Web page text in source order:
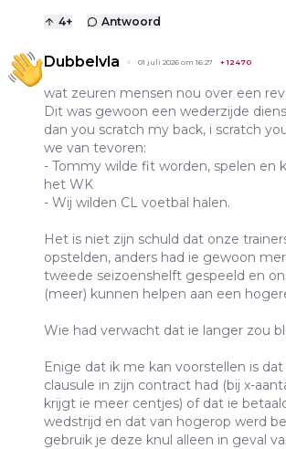
4+ Antwoord
Dubbelvla 01 juli 2026 om 16:27 +12470
wat zeuren mensen nou over een
Dit was gewoon een wederzijde
dan you scratch my back, i scratch
we van tevoren:
- Tommy wilde fit worden, spelen en
het WK
- Wij wilden CL voetbal halen.
Het is niet zijn schuld dat onze
opstelden, anders had ie gewoon
tweede seizoenshelft gespeeld en
(meer) kunnen helpen aan een
Wie had verwacht dat ie langer zou
Enige dat ik me kan voorstellen is
clausule in zijn contract had (bij x-
krijgt ie meer centjes) of dat ie
wedstrijd en dat van hogerop werd
gebruik je deze knul alleen in geval